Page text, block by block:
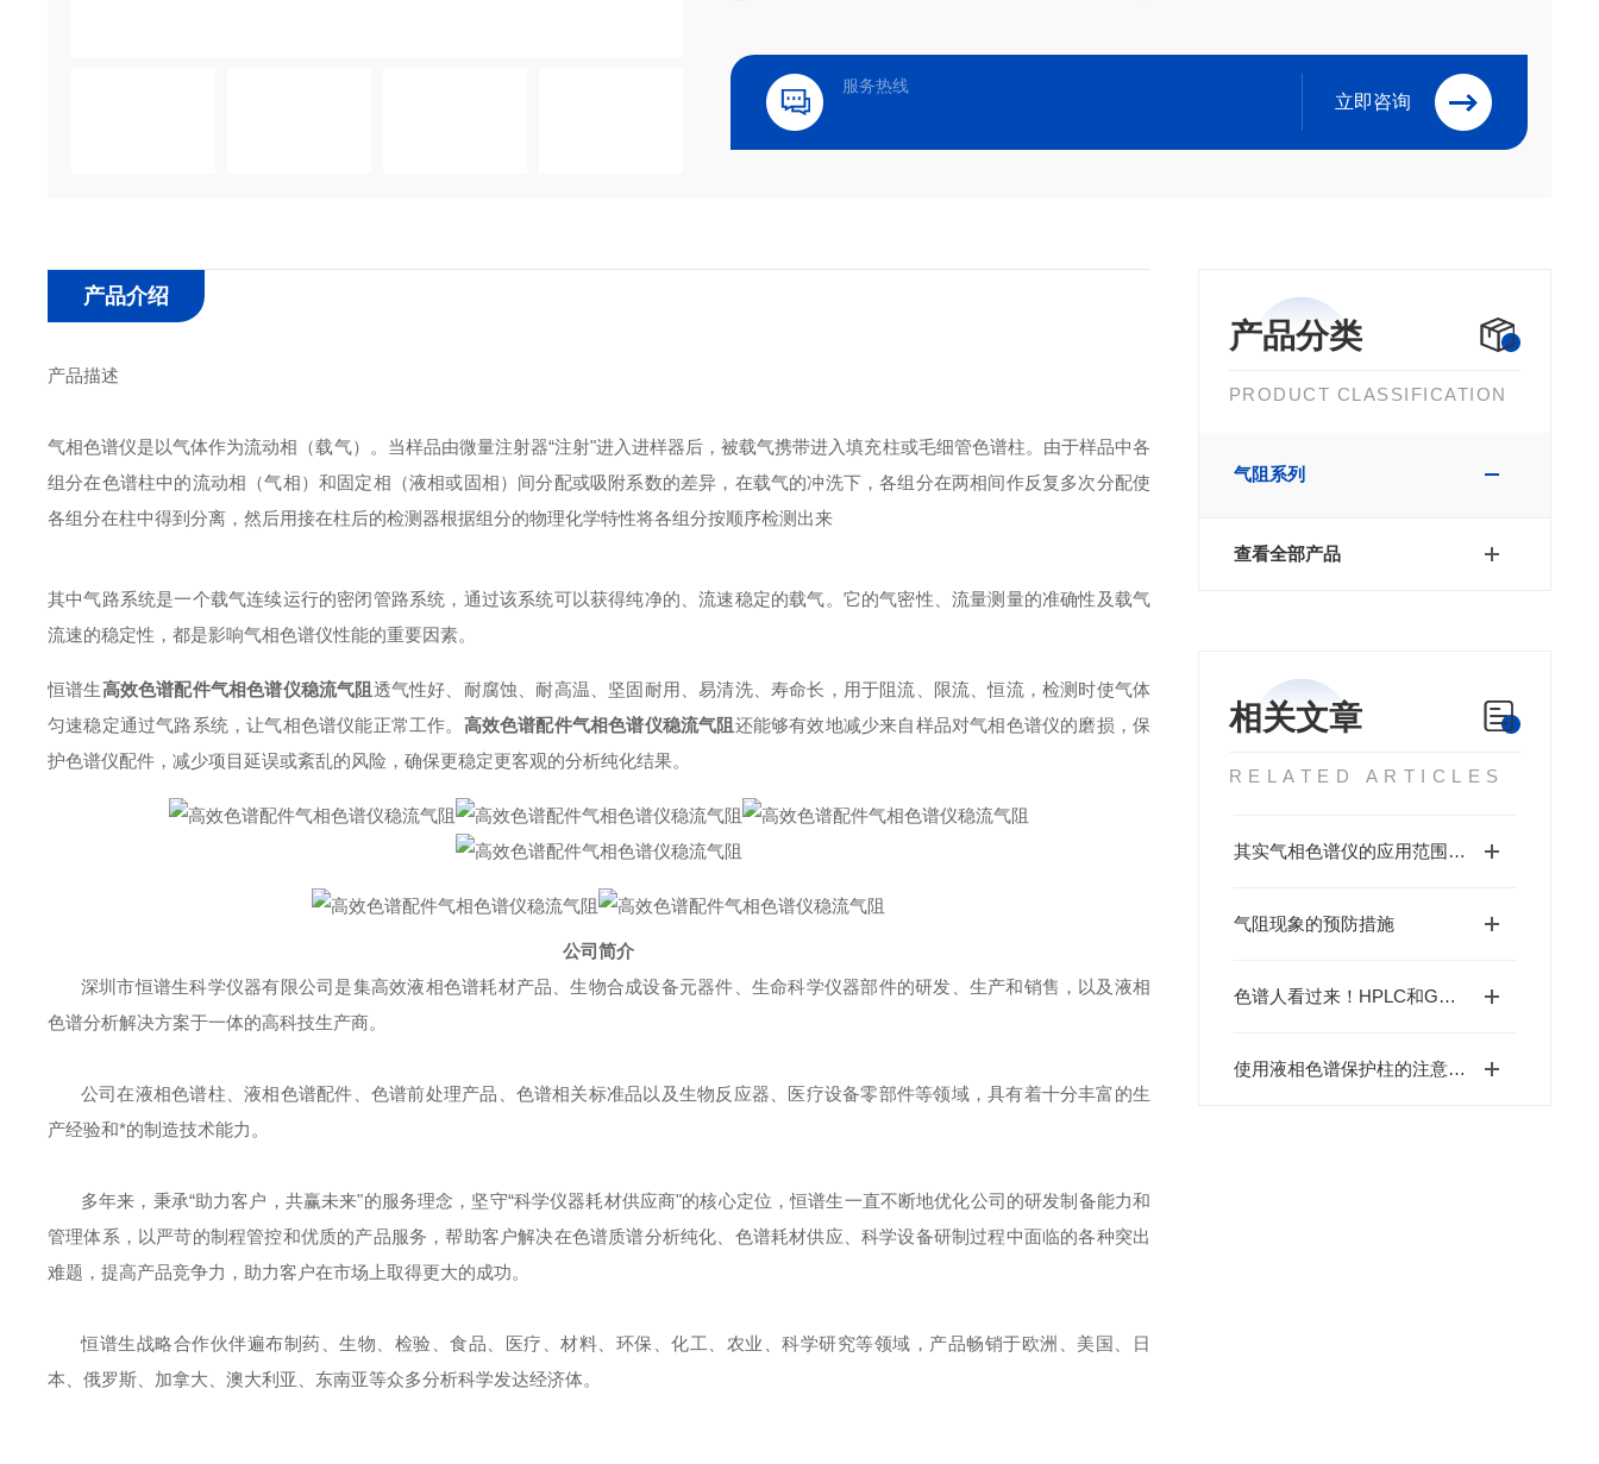
服务热线
立即咨询
产品分类
PRODUCT CLASSIFICATION
气阻系列
查看全部产品
相关文章
RELATED ARTICLES
其实气相色谱仪的应用范围还是很广泛的
气阻现象的预防措施
色谱人看过来！HPLC和GC之间的相同点不可不懂！
使用液相色谱保护柱的注意事项有哪些？
产品介绍
产品描述
气相色谱仪是以气体作为流动相（载气）。当样品由微量注射器“注射"进入进样器后，被载气携带进入填充柱或毛细管色谱柱。由于样品中各
组分在色谱柱中的流动相（气相）和固定相（液相或固相）间分配或吸附系数的差异，在载气的冲洗下，各组分在两相间作反复多次分配使
各组分在柱中得到分离，然后用接在柱后的检测器根据组分的物理化学特性将各组分按顺序检测出来
其中气路系统是一个载气连续运行的密闭管路系统，通过该系统可以获得纯净的、流速稳定的载气。它的气密性、流量测量的准确性及载气
流速的稳定性，都是影响气相色谱仪性能的重要因素。
恒谱生高效色谱配件气相色谱仪稳流气阻 透气性好、耐腐蚀、耐高温、坚固耐用、易清洗、寿命长，用于阻流、限流、恒流，检测时使气体
匀速稳定通过气路系统，让气相色谱仪能正常工作。 高效色谱配件气相色谱仪稳流气阻 还能够有效地减少来自样品对气相色谱仪的磨损，保
护色谱仪配件，减少项目延误或紊乱的风险，确保更稳定更客观的分析纯化结果。
公司简介
深圳市恒谱生科学仪器有限公司是集高效液相色谱耗材产品、生物合成设备元器件、生命科学仪器部件的研发、生产和销售，以及液相
色谱分析解决方案于一体的高科技生产商。
公司在液相色谱柱、液相色谱配件、色谱前处理产品、色谱相关标准品以及生物反应器、医疗设备零部件等领域，具有着十分丰富的生
产经验和*的制造技术能力。
多年来，秉承“助力客户，共赢未来"的服务理念，坚守“科学仪器耗材供应商"的核心定位，恒谱生一直不断地优化公司的研发制备能力和
管理体系，以严苛的制程管控和优质的产品服务，帮助客户解决在色谱质谱分析纯化、色谱耗材供应、科学设备研制过程中面临的各种突出
难题，提高产品竞争力，助力客户在市场上取得更大的成功。
恒谱生战略合作伙伴遍布制药、生物、检验、食品、医疗、材料、环保、化工、农业、科学研究等领域，产品畅销于欧洲、美国、日
本、俄罗斯、加拿大、澳大利亚、东南亚等众多分析科学发达经济体。